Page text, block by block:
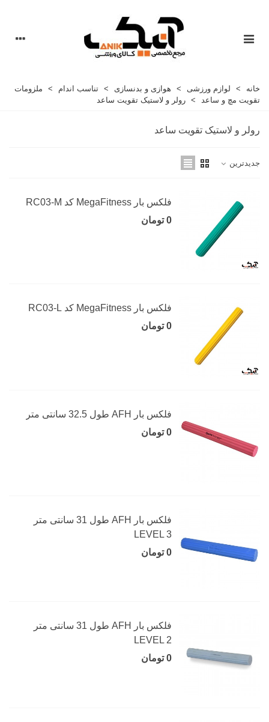
خانه > لوازم ورزشی > هوازی و بدنسازی > تناسب اندام >
ملزومات
تقویت مچ و ساعد
> رولر و لاستیک تقویت ساعد
رولر و لاستیک تقویت ساعد
جدیدترین
فلکس بار MegaFitness کد RC03-M
0 تومان
فلکس بار MegaFitness کد RC03-L
0 تومان
فلکس بار AFH طول 32.5 سانتی متر
0 تومان
فلکس بار AFH طول 31 سانتی متر
LEVEL 3
0 تومان
فلکس بار AFH طول 31 سانتی متر
LEVEL 2
0 تومان